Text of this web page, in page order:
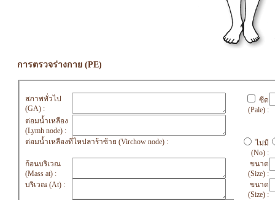
การตรวจร่างกาย (PE)
สภาพทั่วไป
(GA) :
ซีด
(Pale) :
ต่อมน้ำเหลือง
(Lymh node) :
ต่อมน้ำเหลืองที่ไหปลาร้าซ้าย (Virchow node) :
ไม่มี
(No) :
ก้อนบริเวณ
(Mass at) :
ขนาด
(Size) :
บริเวณ (At) :
ขนาด
(Size) :